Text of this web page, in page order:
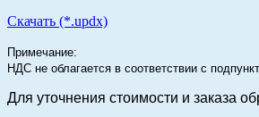
Скачать (*.updx)
Примечание:
НДС не облагается в соответствии с
Для уточнения стоимости и заказа